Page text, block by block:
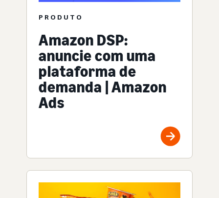
PRODUTO
Amazon DSP:
anuncie com uma
plataforma de
demanda | Amazon
Ads